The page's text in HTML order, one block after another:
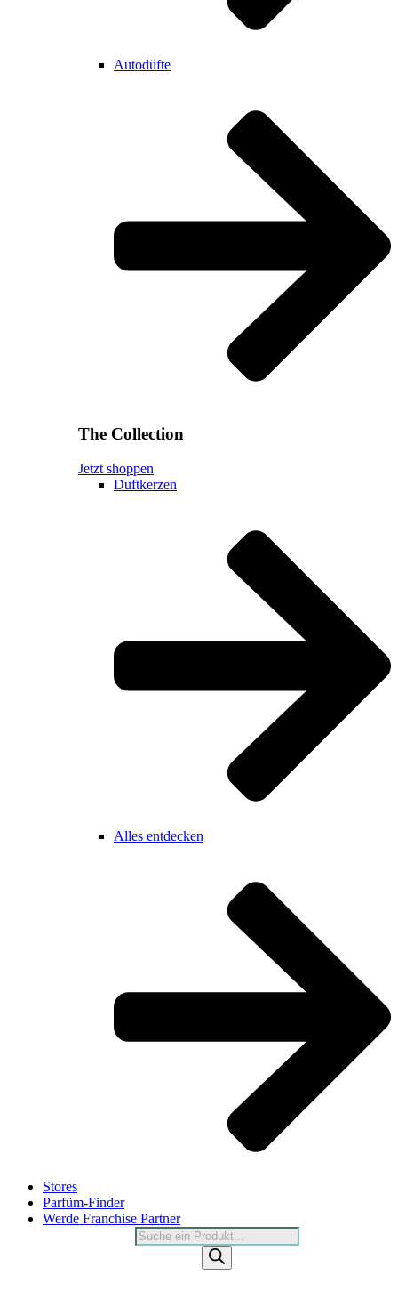
Autodüfte
The Collection
Jetzt shoppen
Duftkerzen
Alles entdecken
Stores
Parfüm-Finder
Werde Franchise Partner
Products
search